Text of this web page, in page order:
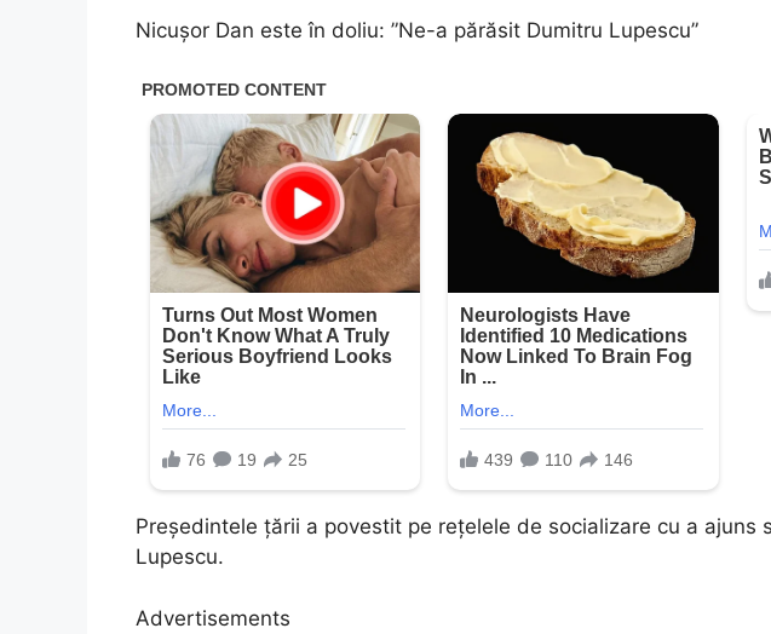
Nicușor Dan este în doliu: ”Ne-a părăsit Dumitru Lupescu”
Președintele țării a povestit pe rețelele de socializare cu a ajuns
Lupescu.
Advertisements